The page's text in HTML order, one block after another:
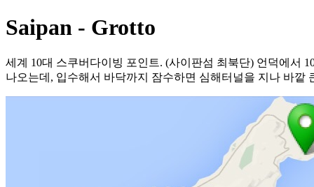
Saipan - Grotto
세계 10대 스쿠버다이빙 포인트. (사이판섬 최북단) 언덕에서
나오는데, 입수해서 바닥까지 잠수하면 심해터널을 지나 바깥